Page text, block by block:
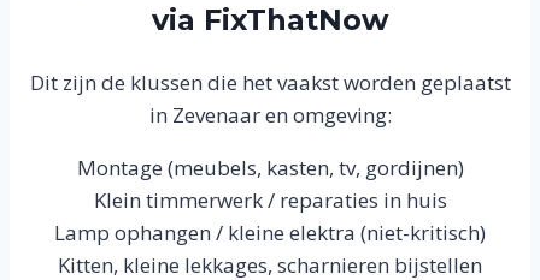
via FixThatNow
Dit zijn de klussen die het vaakst worden geplaatst
in Zevenaar en omgeving:
Montage (meubels, kasten, tv, gordijnen)
Klein timmerwerk / reparaties in huis
Lamp ophangen / kleine elektra (niet-kritisch)
Kitten, kleine lekkages, scharnieren bijstellen